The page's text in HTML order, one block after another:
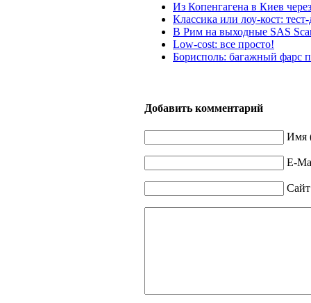
Из Копенгагена в Киев
Классика или лоу-кост:
В Рим на выходные SAS
Low-cost: все просто!
Борисполь: багажный фарс
Добавить комментарий
Имя
E-
Сайт